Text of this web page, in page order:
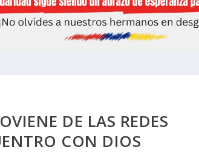
DE LAS REDES
CON DIOS